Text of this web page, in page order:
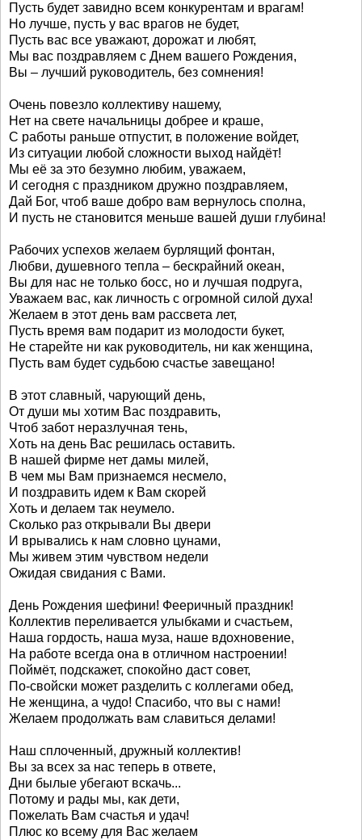
Пусть будет завидно всем конкурентам и врагам!
Но лучше, пусть у вас врагов не будет,
Пусть вас все уважают, дорожат и любят,
Мы вас поздравляем с Днем вашего Рождения,
Вы – лучший руководитель, без сомнения!
Очень повезло коллективу нашему,
Нет на свете начальницы добрее и краше,
С работы раньше отпустит, в положение войдет,
Из ситуации любой сложности выход найдёт!
Мы её за это безумно любим, уважаем,
И сегодня с праздником дружно поздравляем,
Дай Бог, чтоб ваше добро вам вернулось сполна,
И пусть не становится меньше вашей души глубина!
Рабочих успехов желаем бурлящий фонтан,
Любви, душевного тепла – бескрайний океан,
Вы для нас не только босс, но и лучшая подруга,
Уважаем вас, как личность с огромной силой духа!
Желаем в этот день вам рассвета лет,
Пусть время вам подарит из молодости букет,
Не старейте ни как руководитель, ни как женщина,
Пусть вам будет судьбою счастье завещано!
В этот славный, чарующий день,
От души мы хотим Вас поздравить,
Чтоб забот неразлучная тень,
Хоть на день Вас решилась оставить.
В нашей фирме нет дамы милей,
В чем мы Вам признаемся несмело,
И поздравить идем к Вам скорей
Хоть и делаем так неумело.
Сколько раз открывали Вы двери
И врывались к нам словно цунами,
Мы живем этим чувством недели
Ожидая свидания с Вами.
День Рождения шефини! Фееричный праздник!
Коллектив переливается улыбками и счастьем,
Наша гордость, наша муза, наше вдохновение,
На работе всегда она в отличном настроении!
Поймёт, подскажет, спокойно даст совет,
По-свойски может разделить с коллегами обед,
Не женщина, а чудо! Спасибо, что вы с нами!
Желаем продолжать вам славиться делами!
Наш сплоченный, дружный коллектив!
Вы за всех за нас теперь в ответе,
Дни былые убегают вскачь...
Потому и рады мы, как дети,
Пожелать Вам счастья и удач!
Плюс ко всему для Вас желаем